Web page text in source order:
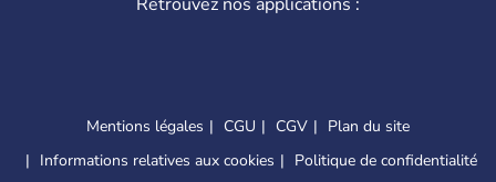
Mentions légales CGU CGV
Plan du site
Informations relatives aux cookies
Politique de confidentialité